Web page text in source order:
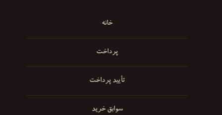
خانه
پرداخت
تأیید پرداخت
سوابق خرید